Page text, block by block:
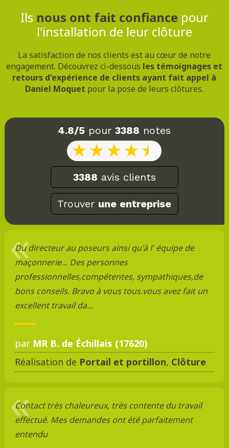
Ils nous ont fait confiance pour
l'installation de leur clôture
La satisfaction de nos clients est au cœur de notre
engagement. Découvrez ci-dessous les témoignages et
retours d'expérience de clients ayant fait appel à
Daniel Moquet pour la pose de leurs clôtures.
4.8/5 pour3388 notes
3388 avis clients
Trouver une entreprise
Du directeur au poseurs ainsi qu'à l' équipe de
maçonnerie... Des personnes
professionnelles,compétentes, sympathiques,de
bons conseils. Bravo à vous tous.vous avez fait un
excellent travail da...
par MR B. de Échillais (17620)
Réalisation de Portail et portillon, Clôture
Contact très chaleureux, très contente du travail
effectué. Mes demandes ont été parfaitement
entendu